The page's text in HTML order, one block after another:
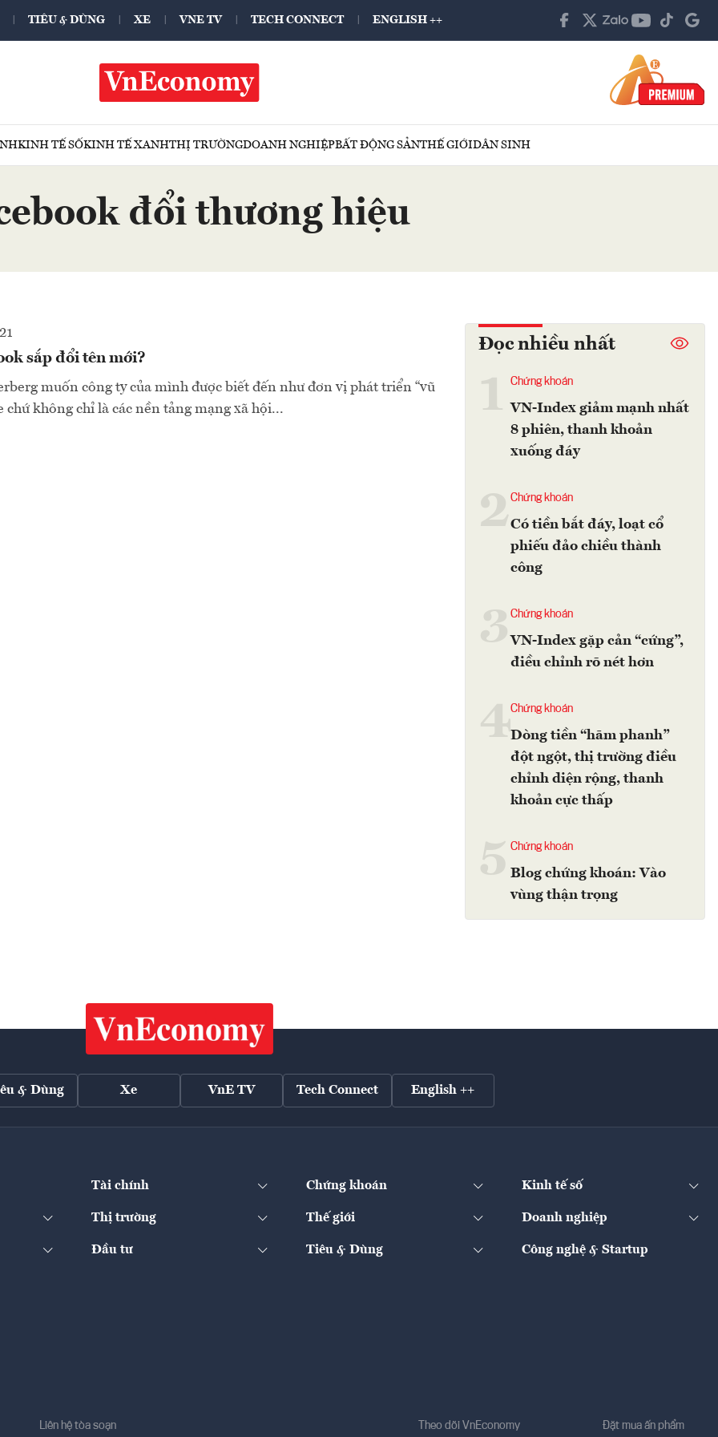
TIÊU & DÙNG XE VNE TV TECH CONNECT ENGLISH ++
KINH TẾ SỐKINH TẾ XANHTHỊ TRƯỜNGDOANH NGHIỆPBẤT ĐỘNG SẢNTHẾ GIỚIDÂN SINH
đổi thương hiệu
sắp đổi tên mới?
muốn công ty của mình được biết đến như đơn vị phát triển “vũ
chứ không chỉ là các nền tảng mạng xã hội...
Đọc nhiều nhất
Chứng khoán
VN-Index giảm mạnh nhất
8 phiên, thanh khoản
xuống đáy
2Chứng khoán
Có tiền bắt đáy, loạt cổ
phiếu đảo chiều thành
công
Chứng khoán
VN-Index gặp cản “cứng”,
điều chỉnh rõ nét hơn
4Chứng khoán
Dòng tiền “hãm phanh”
đột ngột, thị trường điều
chỉnh diện rộng, thanh
khoản cực thấp
Chứng khoán
Blog chứng khoán: Vào
vùng thận trọng
& Dùng Xe VnE TV Tech Connect English ++
Tài chính Chứng khoán Kinh tế số
Thị trường Thế giới Doanh nghiệp
Đầu tư Tiêu & Dùng Công nghệ & Startup
Liên hệ tòa soạn Theo dõi VnEconomy Đặt mua ấn phẩm